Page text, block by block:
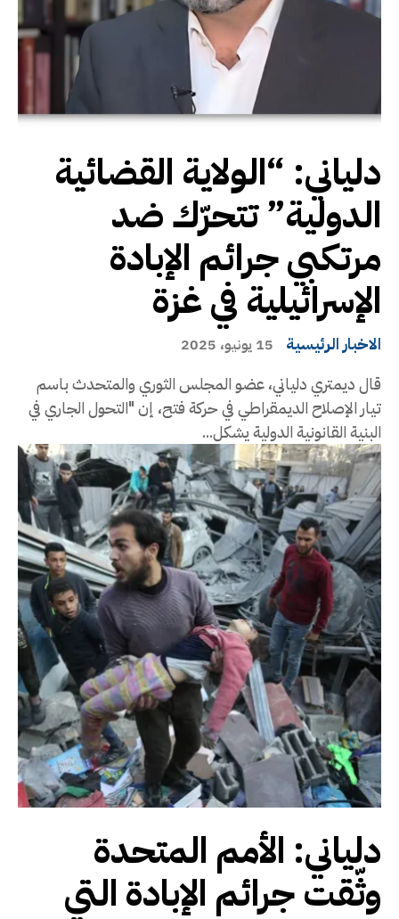
دلياني: “الولاية القضائية
الدولية” تتحرّك ضد
مرتكبي جرائم الإبادة
الإسرائيلية في غزة
الاخبار الرئيسية 15 يونيو، 2025
قال ديمتري دلياني، عضو المجلس الثوري والمتحدث باسم
تيار الإصلاح الديمقراطي في حركة فتح، إن "التحول الجاري في
البنية القانونية الدولية يشكل...
دلياني: الأمم المتحدة
وثّقت جرائم الإبادة التي